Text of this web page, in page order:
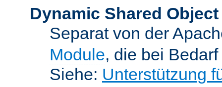
Dynamic Shared Object
Separat von der
Module, die bei
Siehe: Unterstützung